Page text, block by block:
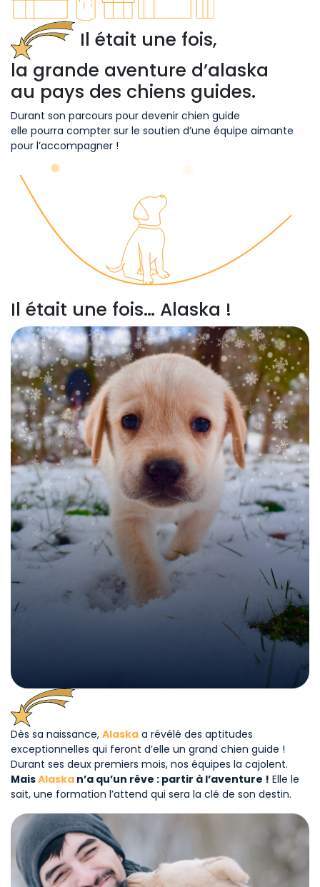
Il était une fois,
la grande aventure d’alaska
au pays des chiens guides.
Durant son parcours pour devenir chien guide
elle pourra compter sur le soutien d’une équipe aimante
pour l’accompagner !
Il était une fois… Alaska !
Dès sa naissance, Alaska a révélé des aptitudes
exceptionnelles qui feront d’elle un grand chien guide !
Durant ses deux premiers mois, nos équipes la cajolent.
MaisAlaska n’a qu’un rêve : partir à l’aventure ! Elle le
sait, une formation l’attend qui sera la clé de son destin.